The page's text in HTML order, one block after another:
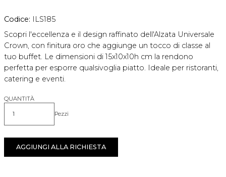
Codice: ILS185
Scopri l'eccellenza e il design raffinato dell'Alzata Universale
Crown, con finitura oro che aggiunge un tocco di classe al
tuo buffet. Le dimensioni di 15x10x10h cm la rendono
perfetta per esporre qualsivoglia piatto. Ideale per ristoranti,
catering e eventi.
QUANTITÀ
Quantità Pezzi
AGGIUNGI ALLA RICHIESTA